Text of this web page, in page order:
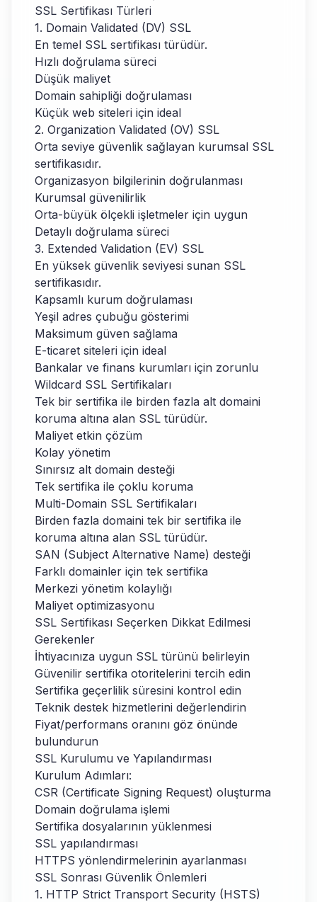
SSL Sertifikası Türleri
1. Domain Validated (DV) SSL
En temel SSL sertifikası türüdür.
Hızlı doğrulama süreci
Düşük maliyet
Domain sahipliği doğrulaması
Küçük web siteleri için ideal
2. Organization Validated (OV) SSL
Orta seviye güvenlik sağlayan kurumsal SSL
sertifikasıdır.
Organizasyon bilgilerinin doğrulanması
Kurumsal güvenilirlik
Orta-büyük ölçekli işletmeler için uygun
Detaylı doğrulama süreci
3. Extended Validation (EV) SSL
En yüksek güvenlik seviyesi sunan SSL
sertifikasıdır.
Kapsamlı kurum doğrulaması
Yeşil adres çubuğu gösterimi
Maksimum güven sağlama
E-ticaret siteleri için ideal
Bankalar ve finans kurumları için zorunlu
Wildcard SSL Sertifikaları
Tek bir sertifika ile birden fazla alt domaini
koruma altına alan SSL türüdür.
Maliyet etkin çözüm
Kolay yönetim
Sınırsız alt domain desteği
Tek sertifika ile çoklu koruma
Multi-Domain SSL Sertifikaları
Birden fazla domaini tek bir sertifika ile
koruma altına alan SSL türüdür.
SAN (Subject Alternative Name) desteği
Farklı domainler için tek sertifika
Merkezi yönetim kolaylığı
Maliyet optimizasyonu
SSL Sertifikası Seçerken Dikkat Edilmesi
Gerekenler
İhtiyacınıza uygun SSL türünü belirleyin
Güvenilir sertifika otoritelerini tercih edin
Sertifika geçerlilik süresini kontrol edin
Teknik destek hizmetlerini değerlendirin
Fiyat/performans oranını göz önünde
bulundurun
SSL Kurulumu ve Yapılandırması
Kurulum Adımları:
CSR (Certificate Signing Request) oluşturma
Domain doğrulama işlemi
Sertifika dosyalarının yüklenmesi
SSL yapılandırması
HTTPS yönlendirmelerinin ayarlanması
SSL Sonrası Güvenlik Önlemleri
1. HTTP Strict Transport Security (HSTS)